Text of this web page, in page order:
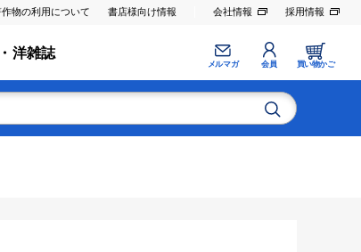
物の利用について 書店様向け情報 会社情報 採用情報
洋雑誌
メルマガ 会員 買い物かご